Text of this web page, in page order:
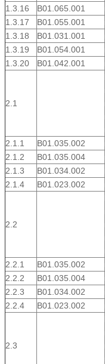
1.3.16
В01.065.001
1.3.17
B01.055.001
1.3.18
B01.031.001
1.3.19
B01.054.001
1.3.20
В01.042.001
2.1
2.1.1
B01.035.002
2.1.2
В01.035.004
2.1.3
В01.034.002
2.1.4
В01.023.002
2.2
2.2.1
B01.035.002
2.2.2
В01.035.004
2.2.3
В01.034.002
2.2.4
В01.023.002
2.3